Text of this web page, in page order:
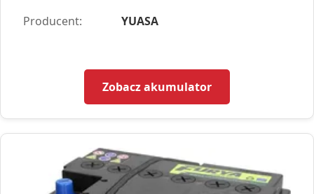
Producent: YUASA
Zobacz akumulator